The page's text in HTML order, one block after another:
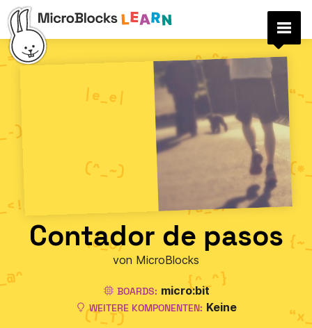
Contador de pasos
von MicroBlocks
BOARDS: micro:bit
WEITERE KOMPONENTEN: Keine